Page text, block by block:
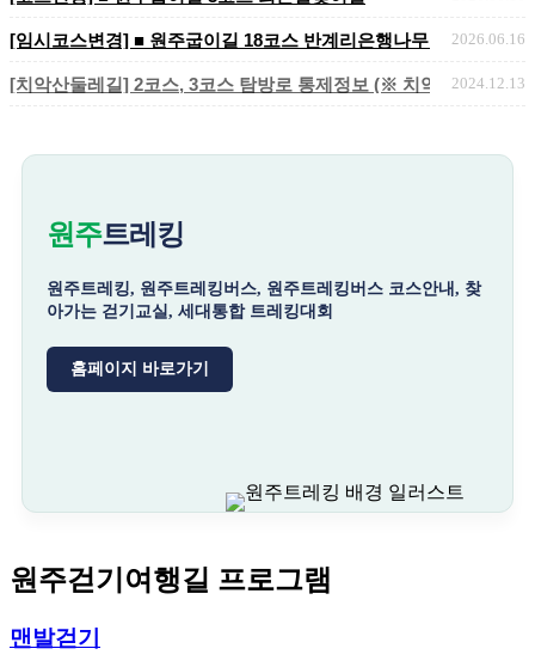
[임시코스변경] ■ 원주굽이길 18코스 반계리은행나무길 임시노선
2026.06.16
[치악산둘레길] 2코스, 3코스 탐방로 통제정보 (※ 치악산국립공원
2024.12.13
원주트레킹
원주트레킹, 원주트레킹버스, 원주트레킹버스 코스안내, 찾
아가는 걷기교실, 세대통합 트레킹대회
홈페이지 바로가기
원주걷기여행길 프로그램
맨발걷기